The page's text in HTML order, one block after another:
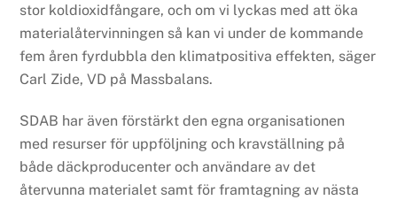
stor koldioxidfångare, och om vi lyckas med att öka
materialåtervinningen så kan vi under de kommande
fem åren fyrdubbla den klimatpositiva effekten, säger
Carl Zide, VD på Massbalans.
SDAB har även förstärkt den egna organisationen
med resurser för uppföljning och kravställning på
både däckproducenter och användare av det
återvunna materialet samt för framtagning av nästa